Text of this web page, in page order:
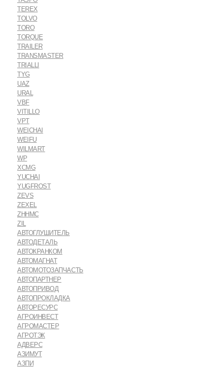
TEREX
TOLVO
TORO
TORQUE
TRAILER
TRANSMASTER
TRIALLI
TYG
UAZ
URAL
VBF
VITILLO
VPT
WEICHAI
WEIFU
WILMART
WP
XCMG
YUCHAI
YUGFROST
ZEVS
ZEXEL
ZHHMC
ZIL
АВТОГЛУШИТЕЛЬ
АВТОДЕТАЛЬ
АВТОКРАНКОМ
АВТОМАГНАТ
АВТОМОТОЗАПЧАСТЬ
АВТОПАРТНЕР
АВТОПРИВОД
АВТОПРОКЛАДКА
АВТОРЕСУРС
АГРОИНВЕСТ
АГРОМАСТЕР
АГРОТЭК
АДВЕРС
АЗИМУТ
АЗПИ